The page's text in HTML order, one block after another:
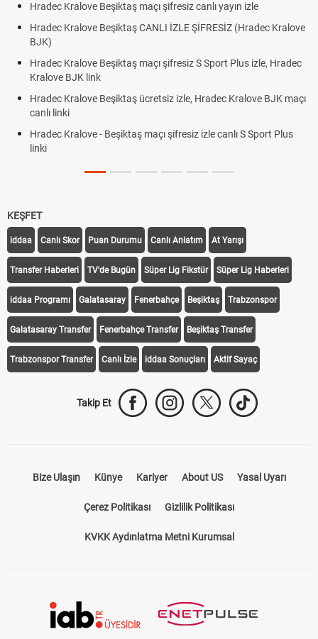
Hradec Kralove Beşiktaş maçı şifresiz canlı yayın izle
Hradec Kralove Beşiktaş CANLI İZLE ŞİFRESİZ (Hradec Kralove
BJK)
Hradec Kralove Beşiktaş maçı şifresiz S Sport Plus izle, Hradec
Kralove BJK link
Hradec Kralove Beşiktaş ücretsiz izle, Hradec Kralove BJK maçı
canlı linki
Hradec Kralove - Beşiktaş maçı şifresiz izle canlı S Sport Plus
linki
KEŞFET
iddaa Canlı Skor Puan Durumu Canlı Anlatım At Yarışı
Transfer Haberleri TV'de Bugün Süper Lig Fikstür Süper Lig Haberleri
iddaa Programı Galatasaray Fenerbahçe Beşiktaş Trabzonspor
Galatasaray Transfer Fenerbahçe Transfer Beşiktaş Transfer
Trabzonspor Transfer Canlı İzle iddaa Sonuçları Aktif Sayaç
Takip Et
Bize Ulaşın Künye Kariyer About US Yasal Uyarı
Çerez Politikası Gizlilik Politikası
KVKK Aydınlatma Metni Kurumsal